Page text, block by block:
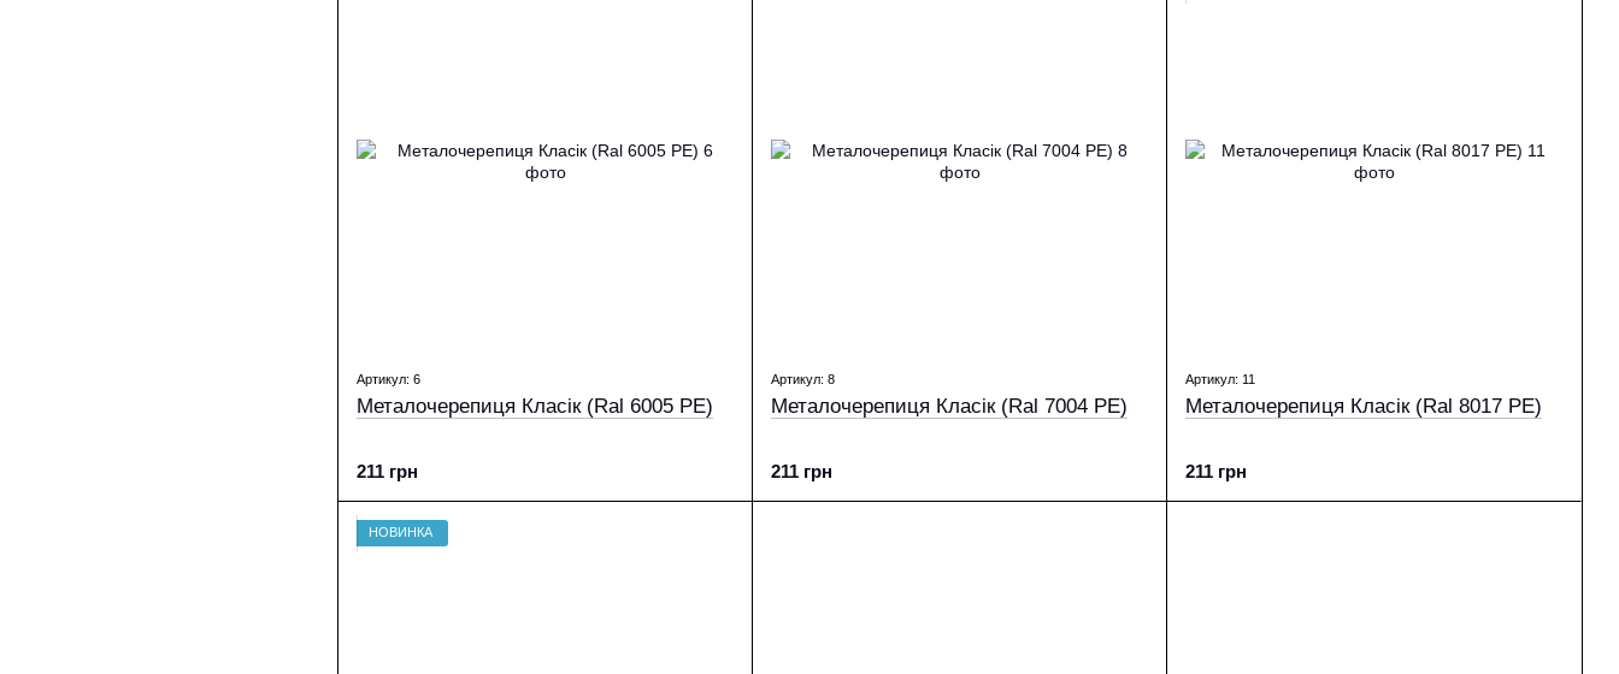
Артикул: 6
Металочерепиця Класік (Ral 6005 PE)
211 грн
Артикул: 8
Металочерепиця Класік (Ral 7004 PE)
211 грн
Артикул: 11
Металочерепиця Класік (Ral 8017 PE)
211 грн
НОВИНКА